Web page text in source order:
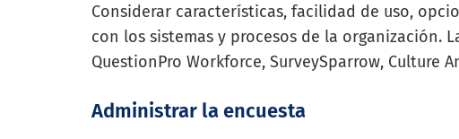
Considerar características, facilidad de uso,
con los sistemas y procesos de la organización.
QuestionPro Workforce, SurveySparrow, Culture
Administrar la encuesta